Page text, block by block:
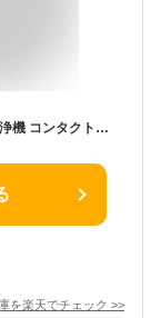
超音波洗浄器 コンタクトレンズ用 コンタクト 洗浄機 コンタクト洗浄器 コンタクトレンズ 洗浄器 コンタクト ケース ミニ超音波洗浄器 洗浄ケース クリーナ USB 充電式 超音波洗浄機 出張 旅行 おしゃれ 送料無料 ###洗浄機LC001-###
を楽天でチェック >>